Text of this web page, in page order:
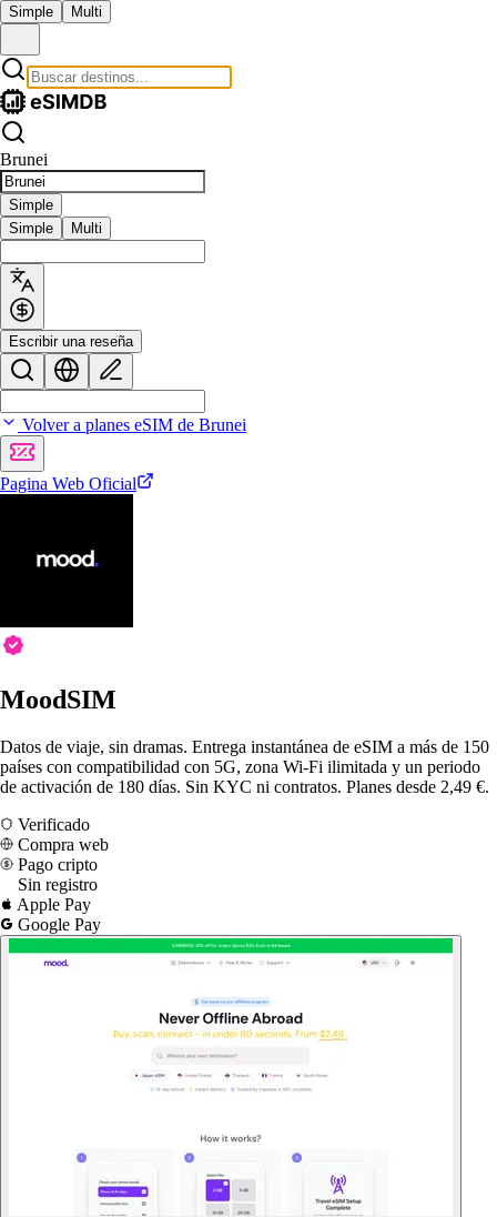
Simple Multi
Brunei
Simple
Simple
Multi
Escribir una reseña
Volver a planes eSIM de Brunei
Pagina Web Oficial
MoodSIM
Datos de viaje, sin dramas. Entrega instantánea de eSIM a más de 150
países con compatibilidad con 5G, zona Wi-Fi ilimitada y un periodo
de activación de 180 días. Sin KYC ni contratos. Planes desde 2,49 €.
Verificado
Compra web
Pago cripto
Sin registro
Apple Pay
Google Pay